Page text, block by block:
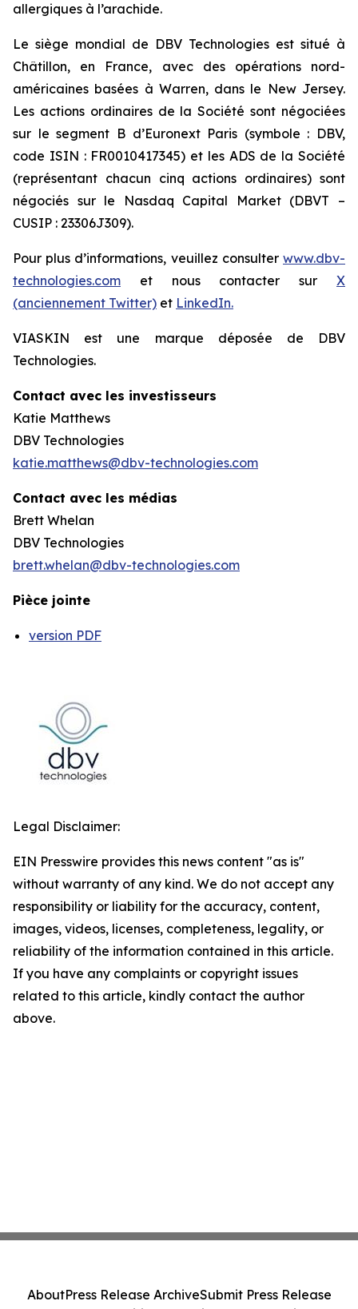
allergiques à l’arachide.
Le siège mondial de DBV Technologies est situé à
Châtillon, en France, avec des opérations nord-
américaines basées à Warren, dans le New Jersey.
Les actions ordinaires de la Société sont négociées
sur le segment B d’Euronext Paris (symbole : DBV,
code ISIN : FR0010417345) et les ADS de la Société
(représentant chacun cinq actions ordinaires) sont
négociés sur le Nasdaq Capital Market (DBVT –
CUSIP : 23306J309).
Pour plus d’informations, veuillez consulter www.dbv-
technologies.com et nous contacter sur X
(anciennement Twitter) et LinkedIn.
VIASKIN est une marque déposée de DBV
Technologies.
Contact avec les investisseurs
Katie Matthews
DBV Technologies
katie.matthews@dbv-technologies.com
Contact avec les médias
Brett Whelan
DBV Technologies
brett.whelan@dbv-technologies.com
Pièce jointe
version PDF
Legal Disclaimer:
EIN Presswire provides this news content "as is"
without warranty of any kind. We do not accept any
responsibility or liability for the accuracy, content,
images, videos, licenses, completeness, legality, or
reliability of the information contained in this article.
If you have any complaints or copyright issues
related to this article, kindly contact the author
above.
AboutPress Release ArchiveSubmit Press Release